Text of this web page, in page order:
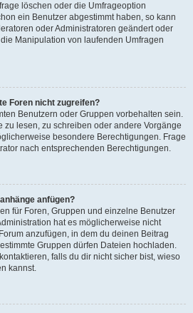
löschen oder die Umfrageoption
ein Benutzer abgestimmt haben, so kann
oder Administratoren geändert oder
Manipulation von laufenden Umfragen
Foren nicht zugreifen?
Benutzern oder Gruppen vorbehalten sein.
zu lesen, zu schreiben oder andere Vorgänge
besondere Berechtigungen. Frage
nach entsprechenden Berechtigungen.
anfügen?
für Foren, Gruppen und einzelne Benutzer
hat es möglicherweise nicht
anzufügen, in dem du deinen Beitrag
Gruppen dürfen Dateien hochladen.
falls du dir nicht sicher bist, wieso
kannst.